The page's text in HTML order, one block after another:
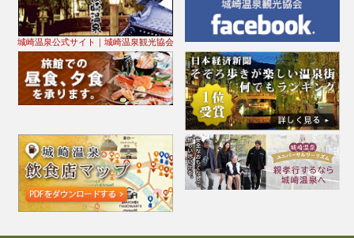
城崎温泉公式サイト｜城崎温泉観光協会